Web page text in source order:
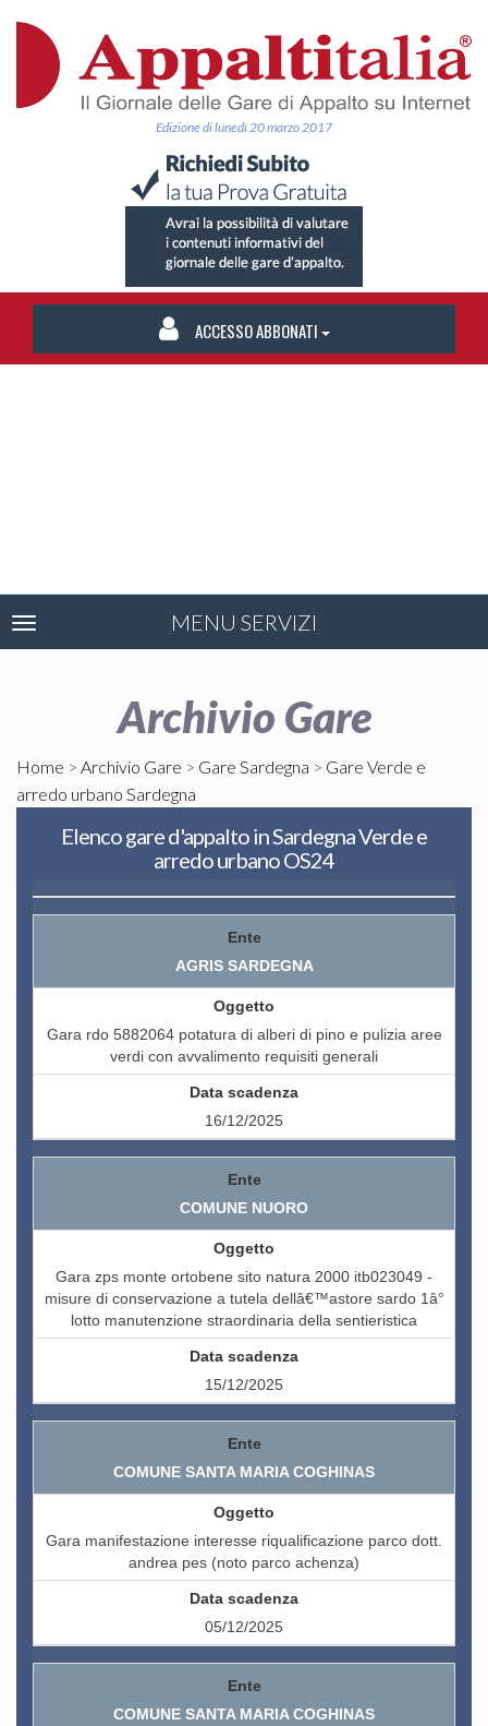
Edizione di lunedì 20 marzo 2017
ACCESSO ABBONATI
MENU SERVIZI
Toggle
navigation
Archivio Gare
Home > Archivio Gare > Gare Sardegna > Gare Verde e
arredo urbano Sardegna
Elenco gare d'appalto in Sardegna Verde e
arredo urbano OS24
AGRIS SARDEGNA
Gara rdo 5882064 potatura di alberi di pino e pulizia aree
verdi con avvalimento requisiti generali
16/12/2025
COMUNE NUORO
Gara zps monte ortobene sito natura 2000 itb023049 -
misure di conservazione a tutela dellâ€™astore sardo 1â°
lotto manutenzione straordinaria della sentieristica
15/12/2025
COMUNE SANTA MARIA COGHINAS
Gara manifestazione interesse riqualificazione parco dott.
andrea pes (noto parco achenza)
05/12/2025
COMUNE SANTA MARIA COGHINAS